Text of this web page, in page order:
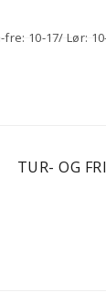
fre: 10-17/ Lør:
TUR- OG